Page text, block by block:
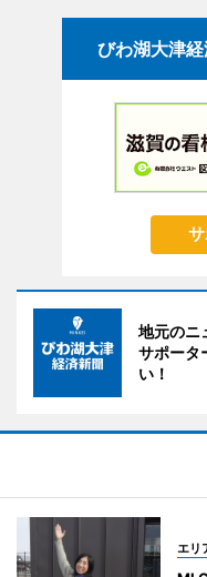
びわ湖大津
地元のニ
サポータ
い！
エリ